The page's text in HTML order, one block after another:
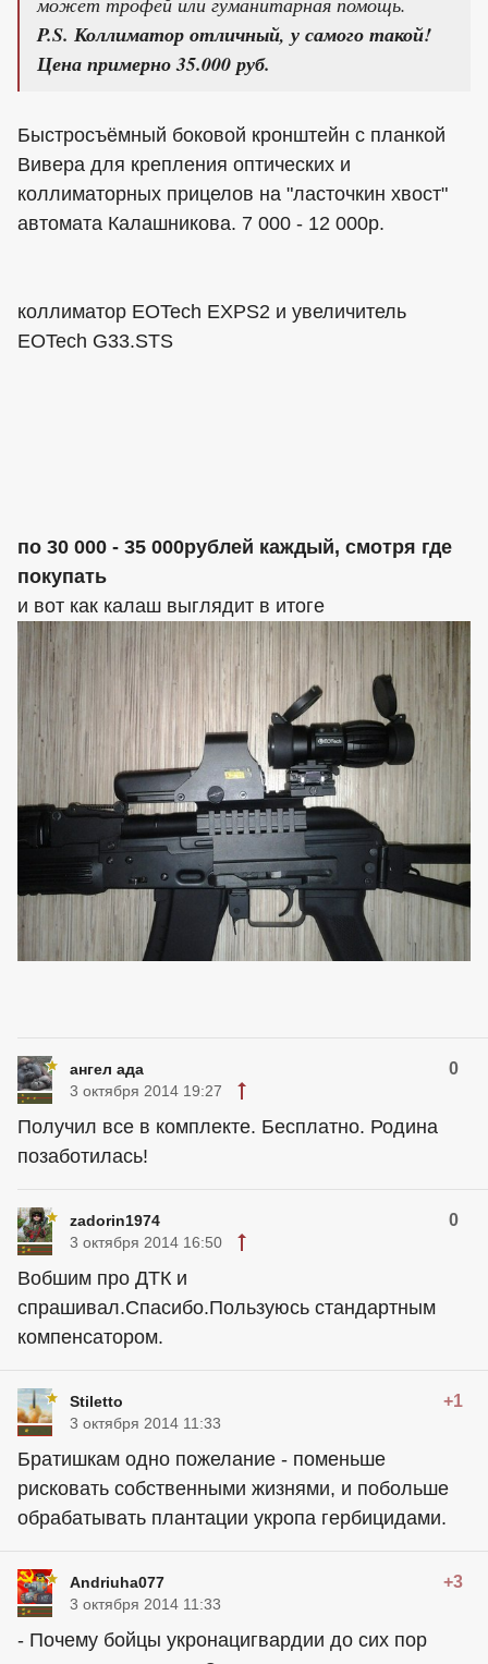
P.S. Коллиматор отличный, у самого такой!
Цена примерно 35.000 руб.
Быстросъёмный боковой кронштейн с планкой
Вивера для крепления оптических и
коллиматорных прицелов на "ласточкин хвост"
автомата Калашникова. 7 000 - 12 000р.
коллиматор EOTech EXPS2 и увеличитель
EOTech G33.STS
по 30 000 - 35 000рублей каждый, смотря где
покупать
и вот как калаш выглядит в итоге
ангел ада 0
3 октября 2014 19:27
Получил все в комплекте. Бесплатно. Родина
позаботилась!
zadorin1974 0
3 октября 2014 16:50
Вобшим про ДТК и
спрашивал.Спасибо.Пользуюсь стандартным
компенсатором.
Stiletto +1
3 октября 2014 11:33
Братишкам одно пожелание - поменьше
рисковать собственными жизнями, и побольше
обрабатывать плантации укропа гербицидами.
Andriuha077 +3
3 октября 2014 11:33
- Почему бойцы укронацигвардии до сих пор